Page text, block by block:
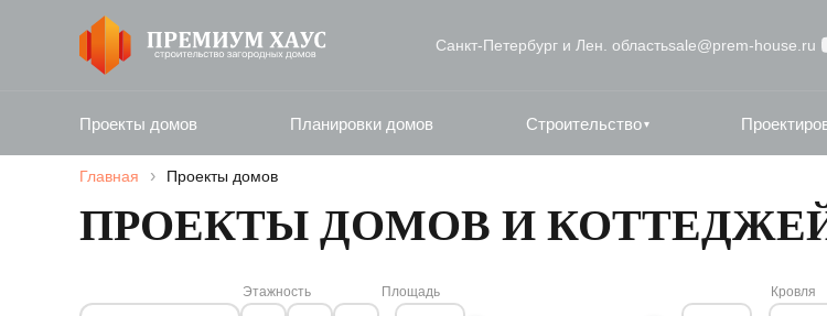
Санкт‑Петербург и Лен. областьsale@prem-house.ru
Проекты домов Планировки домов Строительство ▾
Главная › Проекты домов
ПРОЕКТЫ ДОМОВ И
Этажность Площадь Кровля